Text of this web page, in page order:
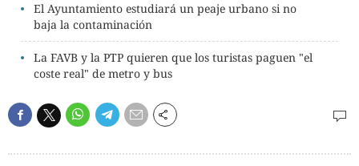
El Ayuntamiento estudiará un peaje urbano si no
baja la contaminación
La FAVB y la PTP quieren que los turistas paguen "el
coste real" de metro y bus